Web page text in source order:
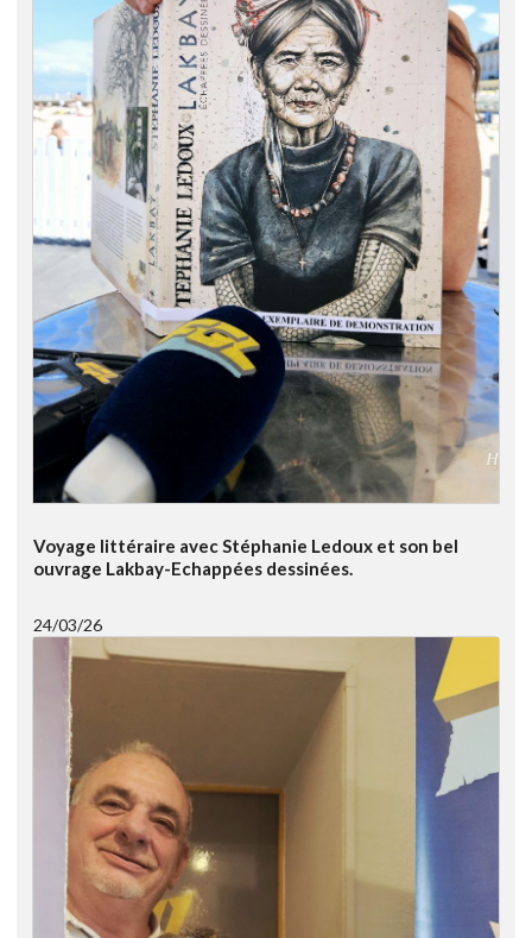
Voyage littéraire avec Stéphanie Ledoux et son bel
ouvrage Lakbay-Echappées dessinées.
24/03/26